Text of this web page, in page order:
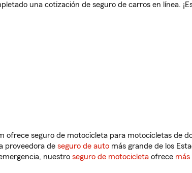
una cotización de seguro de carros en línea.
ofrece seguro de motocicleta para motocicletas de
proveedora de seguro de auto más grande de los
nuestro seguro de motocicleta ofrece más